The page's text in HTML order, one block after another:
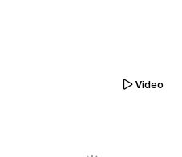
Video